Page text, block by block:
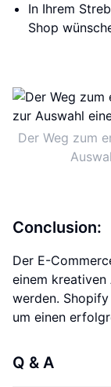
In Ihrem
Shop
Der Weg zum
Conclusion:
Der E-
einem
werden.
um einen
Q & A